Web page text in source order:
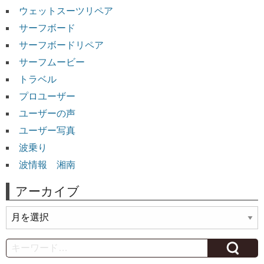
ウェットスーツリペア
サーフボード
サーフボードリペア
サーフムービー
トラベル
プロユーザー
ユーザーの声
ユーザー写真
波乗り
波情報 湘南
アーカイブ
ー
カ
イ
Search